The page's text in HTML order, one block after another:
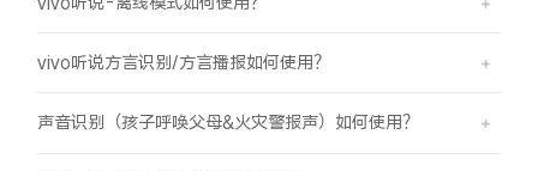
vivo听说方言识别/方言播报如何使用？
声音识别（孩子呼唤父母&火灾警报声）如何使用？